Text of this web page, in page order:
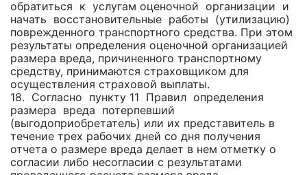
обратиться к услугам оценочной организации и
начать восстановительные работы (утилизацию)
поврежденного транспортного средства. При этом
результаты определения оценочной организацией
размера вреда, причиненного транспортному
средству, принимаются страховщиком для
осуществления страховой выплаты.
18. Согласно пункту 11 Правил определения
размера вреда потерпевший
(выгодоприобретатель) или их представитель в
течение трех рабочих дней со дня получения
отчета о размере вреда делает в нем отметку о
согласии либо несогласии с результатами